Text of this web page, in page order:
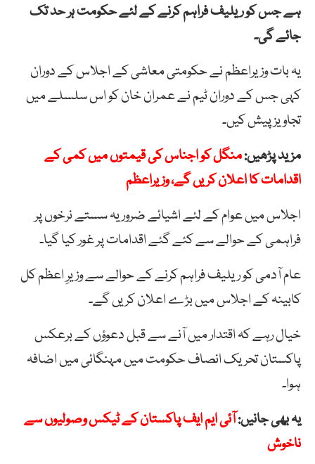
ہے جس کو ریلیف فراہم کرنے کے لئے حکومت ہر حد تک
جائے گی۔
یہ بات وزیراعظم نے حکومتی معاشی کے اجلاس کے دوران
کہی جس کے دوران ٹیم نے عمران خان کو اس سلسلے میں
تجاویز پیش کیں۔
مزید پڑھیں:منگل کو اجناس کی قیمتوں میں کمی کے
اقدامات کا اعلان کریں گے، وزیراعظم
اجلاس میں عوام کے لئے اشیائے ضروریہ سستے نرخوں پر
فراہمی کے حوالے سے کئے گئے اقدامات پر غور کیا گیا۔
عام آدمی کو ریلیف فراہم کرنے کے حوالے سے وزیرِ اعظم کل
کابینہ کے اجلاس میں بڑے اعلان کریں گے۔
خیال رہے کہ اقتدار میں آنے سے قبل دعوؤں کے برعکس
پاکستان تحریک انصاف حکومت میں مہنگائی میں اضافہ
ہوا۔
یہ بھی جانیں:آئی ایم ایف پاکستان کے ٹیکس وصولیوں سے
ناخوش